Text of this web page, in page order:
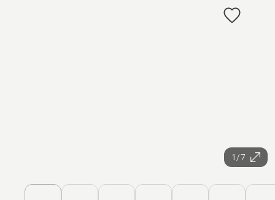
1/7